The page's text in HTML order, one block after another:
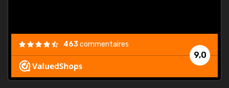
9,0
463commentaires